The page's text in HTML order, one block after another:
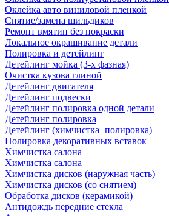
Оклейка авто виниловой пленкой
Снятие/замена шильдиков
Ремонт вмятин без покраски
Локальное окрашивание детали
Полировка и детейлинг
Детейлинг мойка (3-х фазная)
Очистка кузова глиной
Детейлинг двигателя
Детейлинг подвески
Детейлинг полировка одной детали
Детейлинг полировка
Детейлинг (химчистка+полировка)
Полировка декоративных вставок
Химчистка салона
Химчистка салона
Химчистка дисков (наружная часть)
Химчистка дисков (со снятием)
Обработка дисков (керамикой)
Антидождь передние стекла